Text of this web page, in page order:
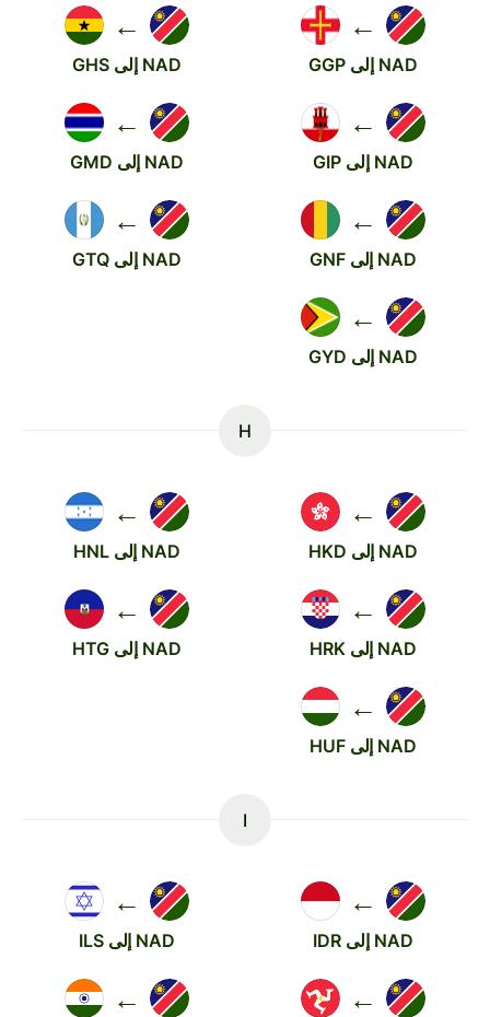
←
NAD إلى GGP
←
NAD إلى GHS
←
NAD إلى GIP
←
NAD إلى GMD
←
NAD إلى GNF
←
NAD إلى GTQ
←
NAD إلى GYD
H
←
NAD إلى HKD
←
NAD إلى HNL
←
NAD إلى HRK
←
NAD إلى HTG
←
NAD إلى HUF
I
←
NAD إلى IDR
←
NAD إلى ILS
←
←